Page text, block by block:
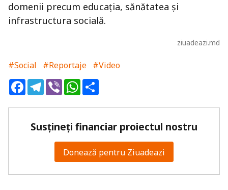
domenii precum educația, sănătatea și
infrastructura socială.
ziuadeazi.md
#Social #Reportaje #Video
FacebookTelegram
ViberWhatsApp
Susțineți financiar proiectul nostru
Donează pentru Ziuadeazi